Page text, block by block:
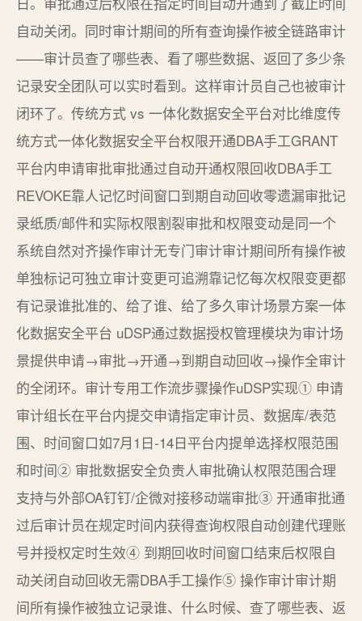
自动关闭。同时审计期间的所有查询操作被全链路审计
——审计员查了哪些表、看了哪些数据、返回了多少条
记录安全团队可以实时看到。这样审计员自己也被审计
闭环了。传统方式 vs 一体化数据安全平台对比维度传
统方式一体化数据安全平台权限开通DBA手工GRANT
平台内申请审批审批通过自动开通权限回收DBA手工
REVOKE靠人记忆时间窗口到期自动回收零遗漏审批记
录纸质/邮件和实际权限割裂审批和权限变动是同一个
系统自然对齐操作审计无专门审计审计期间所有操作被
单独标记可独立审计变更可追溯靠记忆每次权限变更都
有记录谁批准的、给了谁、给了多久审计场景方案一体
化数据安全平台 uDSP通过数据授权管理模块为审计场
景提供申请→审批→开通→到期自动回收→操作全审计
的全闭环。审计专用工作流步骤操作uDSP实现① 申请
审计组长在平台内提交申请指定审计员、数据库/表范
围、时间窗口如7月1日-14日平台内提单选择权限范围
和时间② 审批数据安全负责人审批确认权限范围合理
支持与外部OA钉钉/企微对接移动端审批③ 开通审批通
过后审计员在规定时间内获得查询权限自动创建代理账
号并授权定时生效④ 到期回收时间窗口结束后权限自
动关闭自动回收无需DBA手工操作⑤ 操作审计审计期
间所有操作被独立记录谁、什么时候、查了哪些表、返